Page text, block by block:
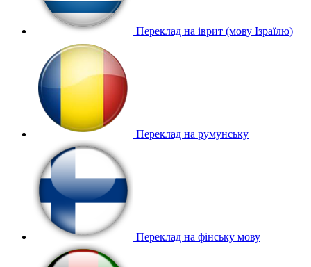
Переклад на іврит (мову Ізраїлю)
Переклад на румунську
Переклад на фінську мову